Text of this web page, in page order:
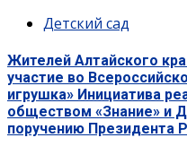
Детский сад
Жителей Алтайского
участие во
игрушка» Инициатива
обществом «Знание» и
поручению Президента